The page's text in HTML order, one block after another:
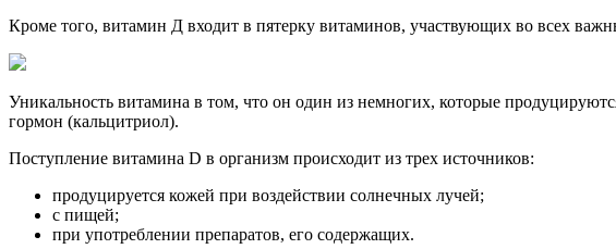
Кроме того, витамин Д входит в пятерку витаминов, участвующих во всех
Уникальность витамина в том, что он один из немногих, которые
гормон (кальцитриол).
Поступление витамина D в организм происходит из трех источников:
продуцируется кожей при воздействии солнечных лучей;
с пищей;
при употреблении препаратов, его содержащих.